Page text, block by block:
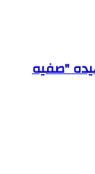
"صفیه